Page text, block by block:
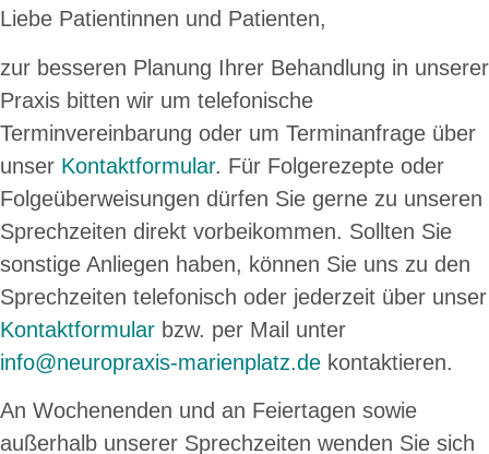
Liebe Patientinnen und Patienten,
zur besseren Planung Ihrer Behandlung in unserer
Praxis bitten wir um telefonische
Terminvereinbarung oder um Terminanfrage über
unser Kontaktformular. Für Folgerezepte oder
Folgeüberweisungen dürfen Sie gerne zu unseren
Sprechzeiten direkt vorbeikommen. Sollten Sie
sonstige Anliegen haben, können Sie uns zu den
Sprechzeiten telefonisch oder jederzeit über unser
Kontaktformular bzw. per Mail unter
info@neuropraxis-marienplatz.de kontaktieren.
An Wochenenden und an Feiertagen sowie
außerhalb unserer Sprechzeiten wenden Sie sich